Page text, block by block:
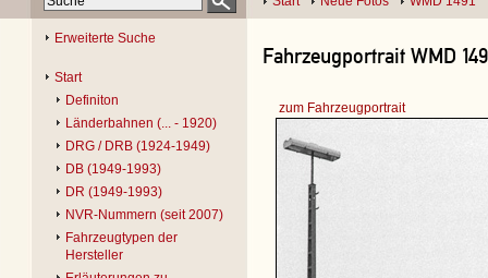
Erweiterte Suche
Start
Definiton
Länderbahnen (... - 1920)
DRG / DRB (1924-1949)
DB (1949-1993)
DR (1949-1993)
NVR-Nummern (seit 2007)
Fahrzeugtypen der
Hersteller
Fahrzeugportrait WMD
zum Fahrzeugportrait